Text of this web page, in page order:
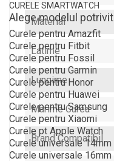
CURELE SMARTWATCH
Alege modelul potrivit
Curele pentru Amazfit
Curele pentru Fitbit
Curele pentru Fossil
Curele pentru Garmin
Curele pentru Honor
Curele pentru Huawei
Curele pentru Samsung
Curele pentru Xiaomi
Curele pt Apple Watch
Curele universale 14mm
Curele universale 16mm
Material
Latime
Lungime
Marime Curea
Brand Compatibil